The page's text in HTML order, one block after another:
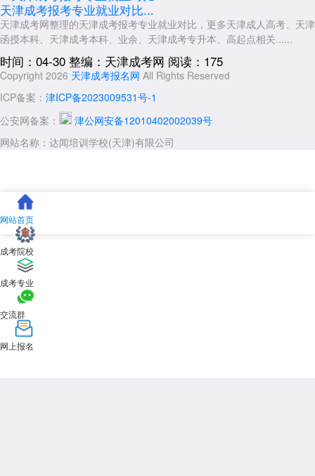
天津成考报考专业就业对比...
天津成考网整理的天津成考报考专业就业对比，更多天津成人高考、天津
函授本科、天津成考本科、业余、天津成考专升本、高起点相关......
时间：04-30 整编：天津成考网 阅读：175
Copyright 2026 天津成考报名网 All Rights Reserved
ICP备案： 津ICP备2023009531号-1
公安网备案：
津公网安备12010402002039号
网站名称：达闻培训学校(天津)有限公司
网站首页
成考院校
成考专业
交流群
网上报名